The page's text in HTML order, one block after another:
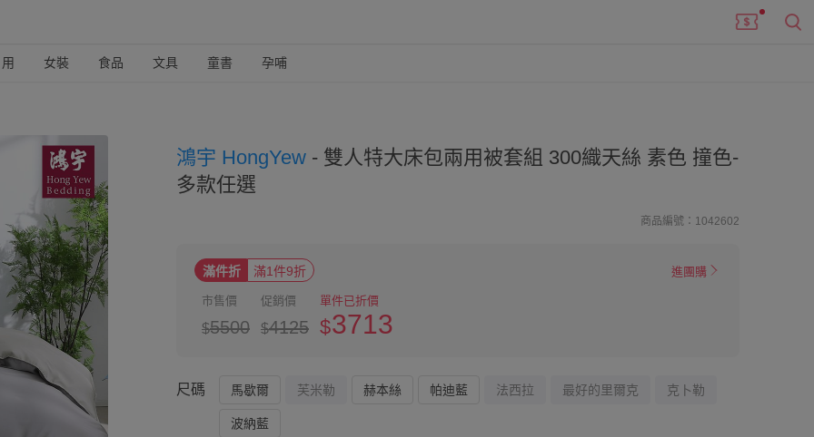
女裝 食品 文具 童書 孕哺
鴻宇 HongYew - 雙人特大床包兩用被套組 300織天絲 素色 撞色-
多款任選
商品編號：1042602
滿件折 滿1件9折 進團購
市售價
$5500
促銷價
$4125
單件已折價
$3713
尺碼 馬歇爾 芙米勒 赫本絲 帕迪藍 法西拉 最好的里爾克 克卜勒
波納藍